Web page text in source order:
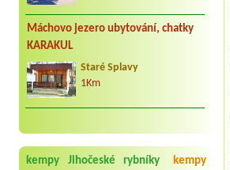
Máchovo jezero ubytování, chatky
KARAKUL
Staré Splavy
1Km
kempy Jihočeské rybníky
kempy